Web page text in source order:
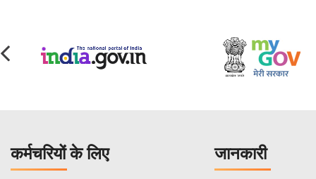
कर्मचरियों के लिए
जानकारी